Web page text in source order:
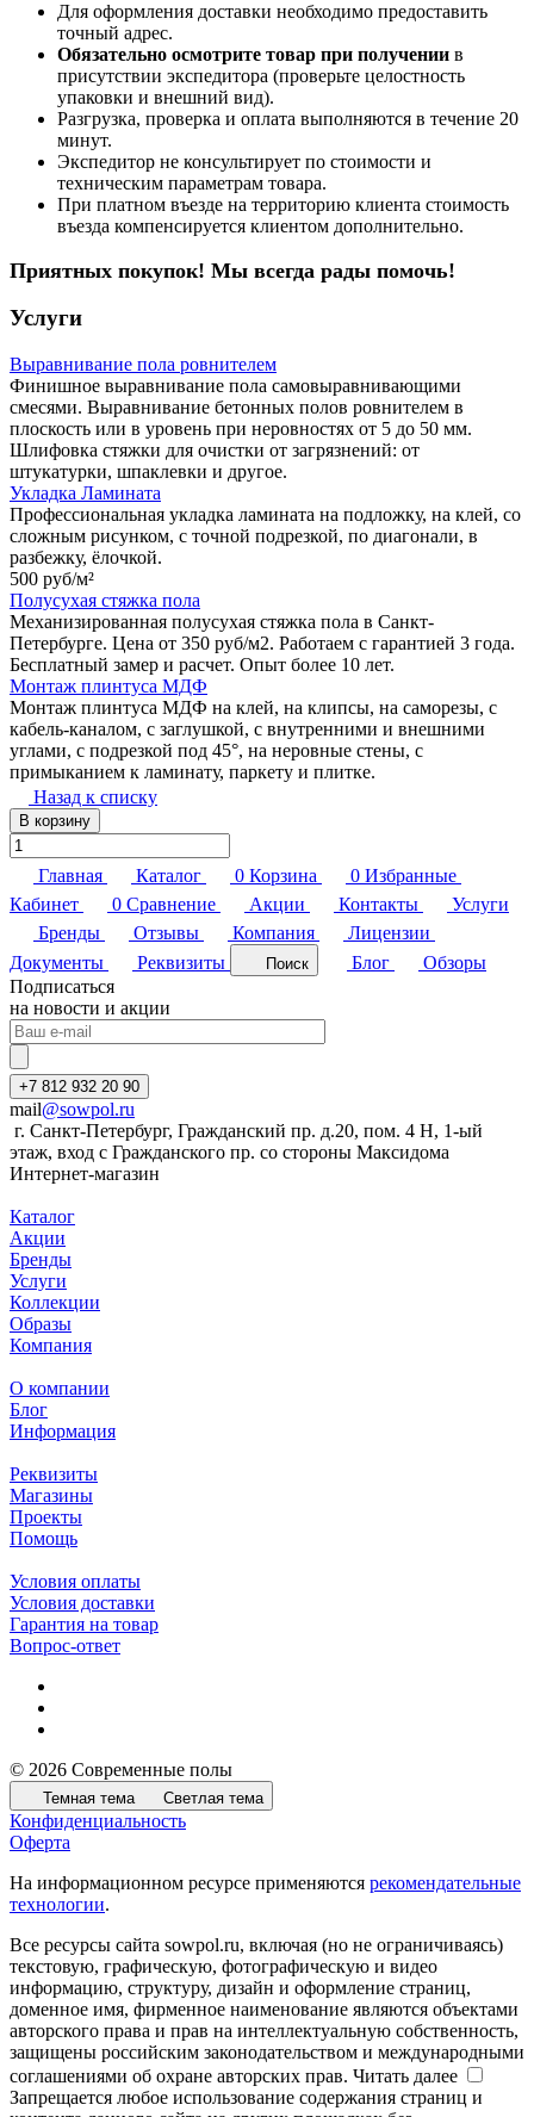
Для оформления доставки необходимо предоставить
точный адрес.
Обязательно осмотрите товар при получении в
присутствии экспедитора (проверьте целостность
упаковки и внешний вид).
Разгрузка, проверка и оплата выполняются в течение 20
минут.
Экспедитор не консультирует по стоимости и
техническим параметрам товара.
При платном въезде на территорию клиента стоимость
въезда компенсируется клиентом дополнительно.
Приятных покупок! Мы всегда рады помочь!
Услуги
Выравнивание пола ровнителем
Финишное выравнивание пола самовыравнивающими
смесями. Выравнивание бетонных полов ровнителем в
плоскость или в уровень при неровностях от 5 до 50 мм.
Шлифовка стяжки для очистки от загрязнений: от
штукатурки, шпаклевки и другое.
Укладка Ламината
Профессиональная укладка ламината на подложку, на клей, со
сложным рисунком, с точной подрезкой, по диагонали, в
разбежку, ёлочкой.
500 руб/м²
Полусухая стяжка пола
Механизированная полусухая стяжка пола в Санкт-
Петербурге. Цена от 350 руб/м2. Работаем с гарантией 3 года.
Бесплатный замер и расчет. Опыт более 10 лет.
Монтаж плинтуса МДФ
Монтаж плинтуса МДФ на клей, на клипсы, на саморезы, с
кабель-каналом, с заглушкой, с внутренними и внешними
углами, с подрезкой под 45°, на неровные стены, с
примыканием к ламинату, паркету и плитке.
Назад к списку
В корзину
Главная Каталог 0 Корзина 0 Избранные
Кабинет
0 Сравнение Акции Контакты
Услуги
Бренды
Отзывы Компания
Лицензии
Документы
Реквизиты Поиск Блог
Обзоры
Подписаться
на новости и акции
+7 812 932 20 90
mail@sowpol.ru
г. Санкт-Петербург, Гражданский пр. д.20, пом. 4 Н, 1-ый
этаж, вход с Гражданского пр. со стороны Максидома
Интернет-магазин
Каталог
Акции
Бренды
Услуги
Коллекции
Образы
Компания
О компании
Блог
Информация
Реквизиты
Магазины
Проекты
Помощь
Условия оплаты
Условия доставки
Гарантия на товар
Вопрос-ответ
© 2026 Современные полы
Темная тема Светлая тема
Конфиденциальность
Оферта
На информационном ресурсе применяются рекомендательные
технологии.
Все ресурсы сайта sowpol.ru, включая (но не ограничиваясь)
текстовую, графическую, фотографическую и видео
информацию, структуру, дизайн и оформление страниц,
доменное имя, фирменное наименование являются объектами
авторского права и прав на интеллектуальную собственность,
защищены российским законодательством и международными
соглашениями об охране авторских прав. Читать далее
Запрещается любое использование содержания страниц и